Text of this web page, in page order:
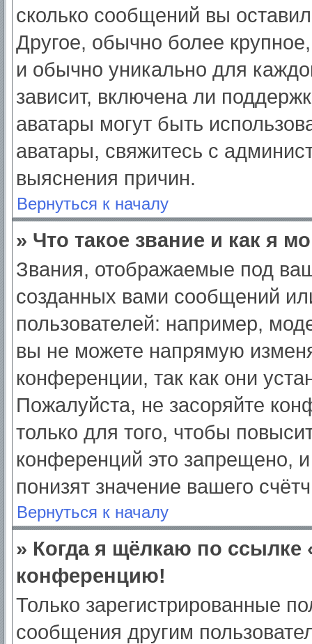
сколько сообщений вы
Другое, обычно более
и обычно уникально для
зависит, включена ли
аватары могут быть
аватары, свяжитесь с
выяснения причин.
Вернуться к началу
» Что такое звание и как я
Звания, отображаемые под
созданных вами сообщений
пользователей: например,
вы не можете напрямую
конференции, так как они
Пожалуйста, не засоряйте
только для того, чтобы
конференций это запрещено,
понизят значение вашего
Вернуться к началу
» Когда я щёлкаю по ссылке
конференцию!
Только зарегистрированные
сообщения другим